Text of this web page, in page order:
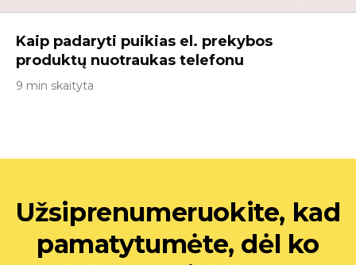
Kaip padaryti puikias el. prekybos
produktų nuotraukas telefonu
9 min skaityta
Užsiprenumeruokite, kad
pamatytumėte, dėl ko